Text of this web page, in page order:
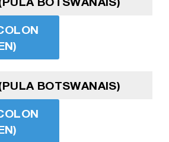
BOTSWANAIS)